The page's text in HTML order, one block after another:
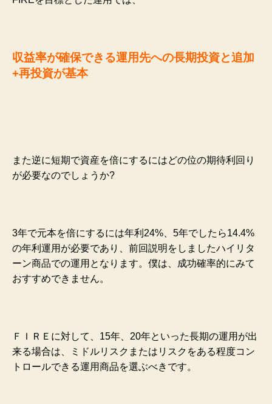
収益率が確保できる運用先への長期投資と追加
+再投資が基本
また逆に短期で資産を倍にするにはどの位の期待利回り
が必要なのでしょうか?
3年で元本を倍にするには年利24%、5年でしたら14.4%
の年利運用が必要であり、前回説明をしましたハイリタ
ーン商品での運用となります。僕は、成功確率的にみて
おすすめできません。
ＦＩＲＥに対して、15年、20年といった長期の運用が出
来る場合は、ミドルリスクまたはリスクをある程度コン
トロールできる運用商品を選ぶべきです。